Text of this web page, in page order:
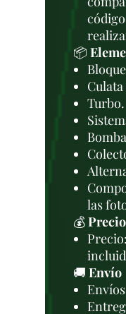
📦
Turbo.
las
💰Precio
🚚 Envío